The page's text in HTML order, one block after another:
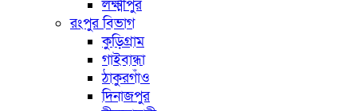
লক্ষ্মীপুর
রংপুর বিভাগ
কুড়িগ্রাম
গাইবান্ধা
ঠাকুরগাঁও
দিনাজপুর